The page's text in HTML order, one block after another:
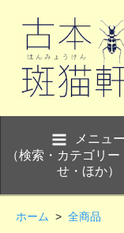
メニュー
（検索・カテゴリ
せ・ほか）
ホーム > 全商品